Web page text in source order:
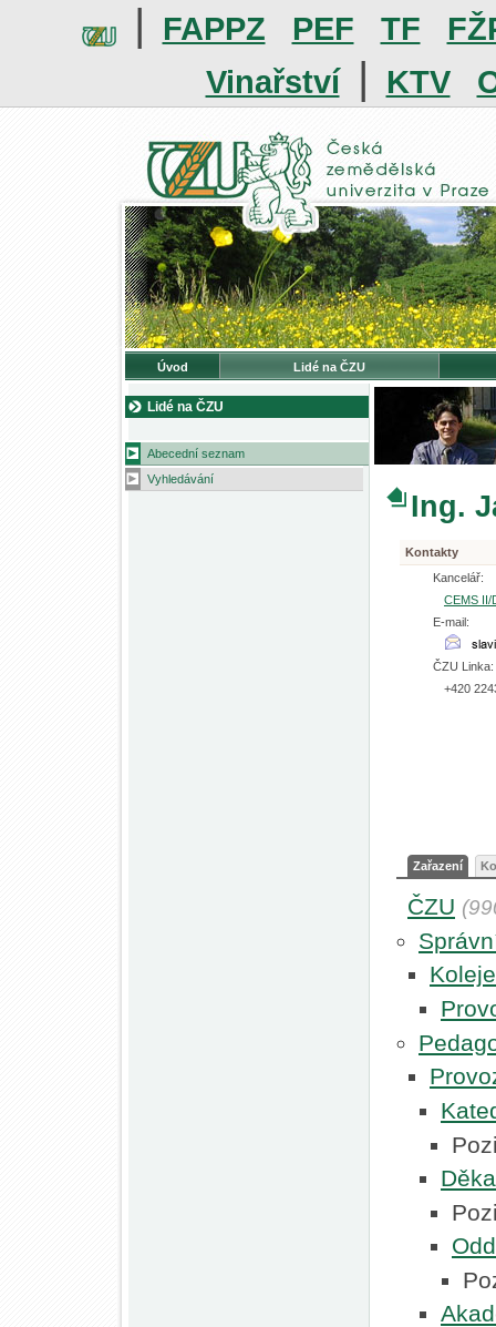
| FAPPZ PEF TF
Vinařství | KTV
Úvod Lidé na ČZU
Lidé na ČZU
Abecední seznam
Vyhledávání
Ing.
Kontakty
Kancelář:
CEMS II/
E-mail:
ČZU Linka:
+420
Zařazení
ČZU